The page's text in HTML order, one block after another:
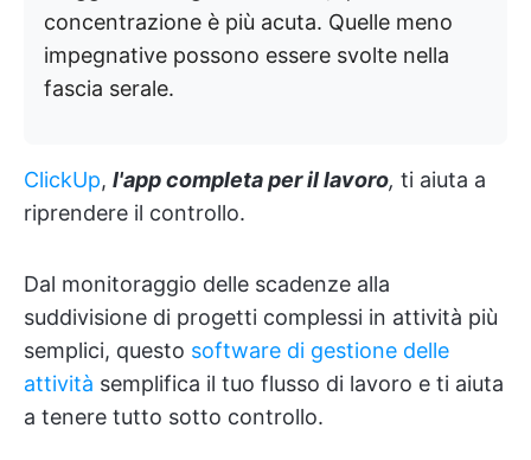
concentrazione è più acuta. Quelle meno
impegnative possono essere svolte nella
fascia serale.
ClickUp, l'app completa per il lavoro, ti aiuta a
riprendere il controllo.
Dal monitoraggio delle scadenze alla
suddivisione di progetti complessi in attività più
semplici, questo software di gestione delle
attività semplifica il tuo flusso di lavoro e ti aiuta
a tenere tutto sotto controllo.